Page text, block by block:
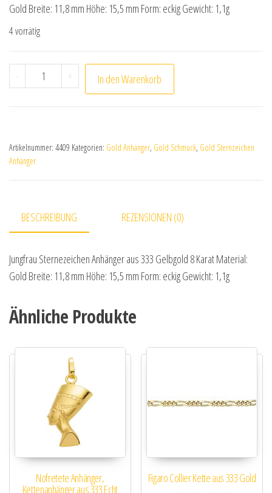
Gold Breite: 11,8 mm Höhe: 15,5 mm Form: eckig Gewicht: 1,1g
4 vorrätig
- Jungfrau Sternezeichen Anhänger aus 333 echt
+ In den Warenkorb
Artikelnummer: 4409 Kategorien: Gold Anhänger, Gold Schmuck, Gold Sternzeichen
Anhänger
BESCHREIBUNG REZENSIONEN (0)
Jungfrau Sternezeichen Anhänger aus 333 Gelbgold 8 Karat Material:
Gold Breite: 11,8 mm Höhe: 15,5 mm Form: eckig Gewicht: 1,1g
Ähnliche Produkte
Nofretete Anhänger,
Kettenanhänger aus 333 Echt
Figaro Collier Kette aus 333 Gold